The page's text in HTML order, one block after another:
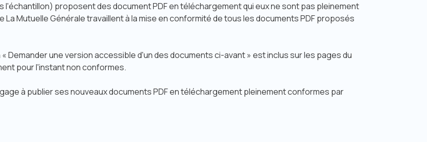
l'échantillon) proposent des document PDF en téléchargement qui eux ne sont pas pleinement
La Mutuelle Générale travaillent à la mise en conformité de tous les documents PDF proposés
Demander une version accessible d'un des documents ci-avant » est inclus sur les pages du
pour l'instant non conformes.
à publier ses nouveaux documents PDF en téléchargement pleinement conformes par